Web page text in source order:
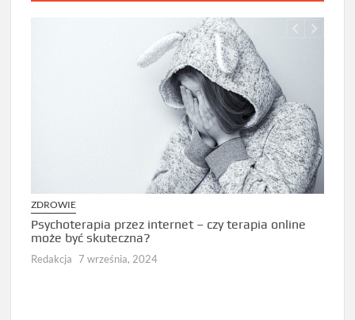
ZDROWIE
Psychoterapia przez internet – czy terapia online
może być skuteczna?
Redakcja 7 września, 2024